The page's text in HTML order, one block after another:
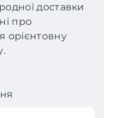
доставки
про
орієнтовну